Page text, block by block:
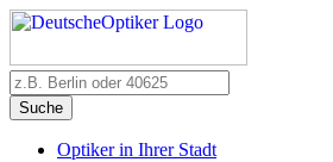
Suche
Optiker in Ihrer Stadt